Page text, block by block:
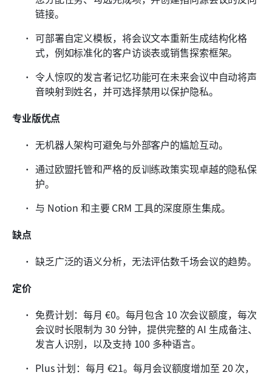
链接。
可部署自定义模板，将会议文本重新生成结构化格
式，例如标准化的客户访谈表或销售探索框架。
令人惊叹的发言者记忆功能可在未来会议中自动将声
音映射到姓名，并可选择禁用以保护隐私。
专业版优点
无机器人架构可避免与外部客户的尴尬互动。
通过欧盟托管和严格的反训练政策实现卓越的隐私保
护。
与 Notion 和主要 CRM 工具的深度原生集成。
缺点
缺乏广泛的语义分析，无法评估数千场会议的趋势。
定价
免费计划：每月 €0。每月包含 10 次会议额度，每次
会议时长限制为 30 分钟，提供完整的 AI 生成备注、
发言人识别，以及支持 100 多种语言。
Plus 计划：每月 €21。每月会议额度增加至 20 次，